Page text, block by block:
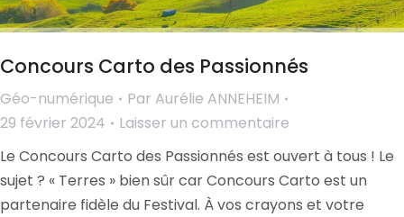
Concours Carto des Passionnés
Géo-numérique Par Aurélie ANNEHEIM
29 février 2024
Laisser un commentaire
Le Concours Carto des Passionnés est ouvert à tous ! Le
sujet ? « Terres » bien sûr car Concours Carto est un
partenaire fidèle du Festival. À vos crayons et votre